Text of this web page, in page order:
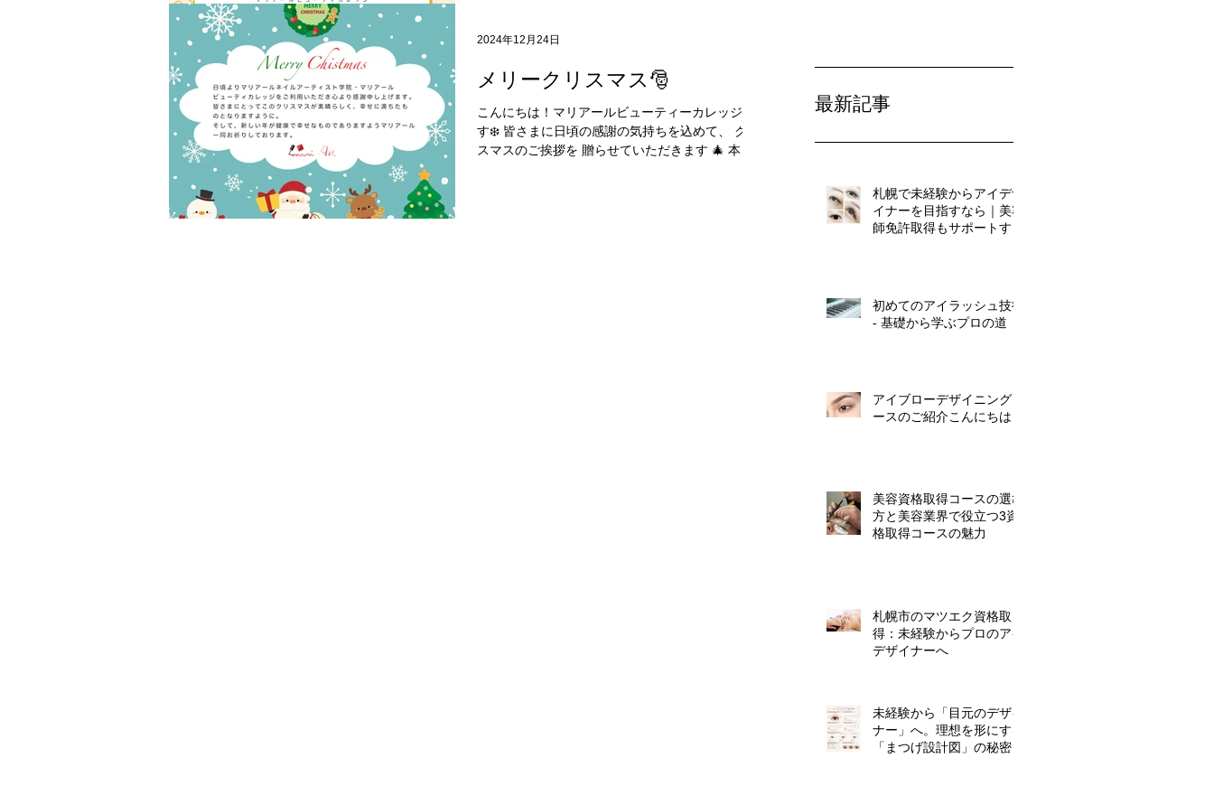
メリークリスマス🎅
こんにちは！マリアールビューティーカレッジで
す❄️ 皆さまに日頃の感謝の気持ちを込めて、 クリ
スマスのご挨拶を 贈らせていただきます 🎄 本年
2024年12月24日
最新記事
札幌で未経験からアイデザ
イナーを目指すなら｜美容
師免許取得もサポートする
初めてのアイラッシュ技術
- 基礎から学ぶプロの道
アイブローデザイニングコ
ースのご紹介こんにちは！
美容資格取得コースの選び
方と美容業界で役立つ3資
格取得コースの魅力
札幌市のマツエク資格取
得：未経験からプロのアイ
デザイナーへ
未経験から「目元のデザイ
ナー」へ。理想を形にする
「まつげ設計図」の秘密